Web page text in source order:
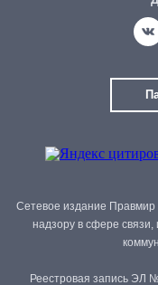
Сетевое издание Правмир
надзору в сфере
Реестровая запись ЭЛ